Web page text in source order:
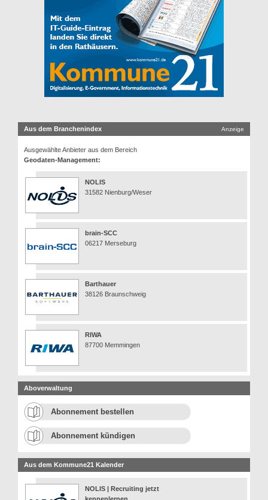
Aus dem Branchenindex Anzeige
Ausgewählte Anbieter aus dem Bereich
Geodaten-Management:
NOLIS
31582 Nienburg/Weser
brain-SCC
06217 Merseburg
Barthauer
38126 Braunschweig
RIWA
87700 Memmingen
Aboverwaltung
Abonnement bestellen
Abonnement kündigen
Aus dem Kommune21 Kalender
NOLIS | Recruiting jetzt